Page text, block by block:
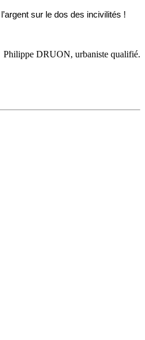
sur le dos des incivilités !
Philippe DRUON, urbaniste qualifié.